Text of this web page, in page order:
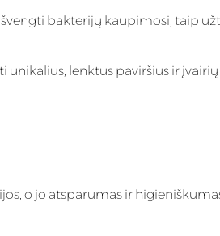
bakterijų kaupimosi, taip
lenktus paviršius ir
o jo atsparumas ir